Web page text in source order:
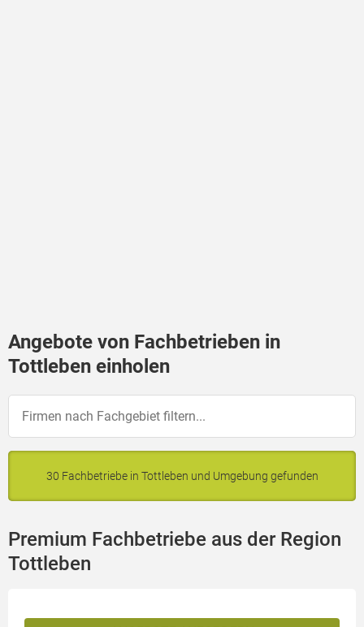
Angebote von Fachbetrieben in
Tottleben einholen
30 Fachbetriebe in Tottleben und Umgebung gefunden
Premium Fachbetriebe aus der Region
Tottleben